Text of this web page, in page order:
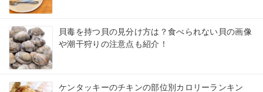
貝毒を持つ貝の見分け方は？食べられない貝の画像
や潮干狩りの注意点も紹介！
ケンタッキーのチキンの部位別カロリーランキン